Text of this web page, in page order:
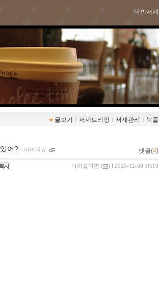
나의서재
글보기 ｌ 서재브리핑 ｌ 서재관리 ｌ 북플
어? ｌ 마이리뷰 댓글(4)
나와같다면 ( ) l 2025-12-30 16:19